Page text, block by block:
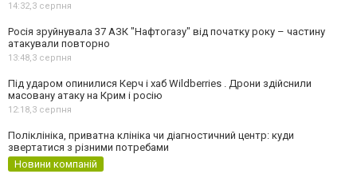
14:32,3 серпня
Росія зруйнувала 37 АЗК "Нафтогазу" від початку року – частину
атакували повторно
13:48,3 серпня
Під ударом опинилися Керч і хаб Wildberries . Дрони здійснили
масовану атаку на Крим і росію
12:18,3 серпня
Поліклініка, приватна клініка чи діагностичний центр: куди
звертатися з різними потребами
Новини компаній